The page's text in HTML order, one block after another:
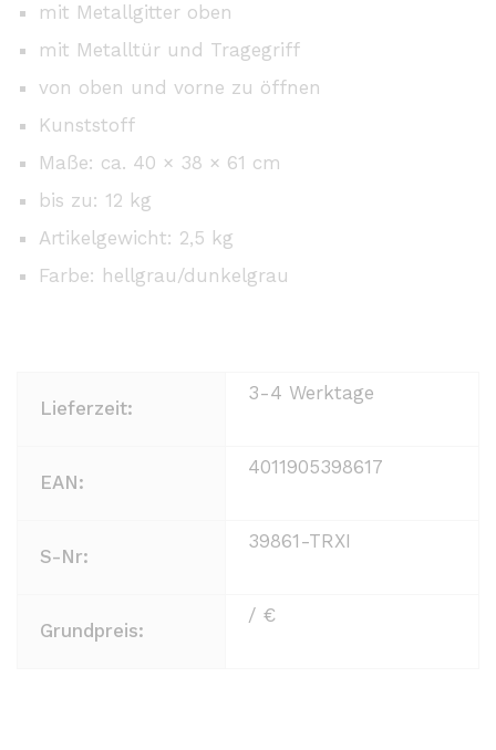
mit Metallgitter oben
mit Metalltür und Tragegriff
von oben und vorne zu öffnen
Kunststoff
Maße: ca. 40 × 38 × 61 cm
bis zu: 12 kg
Artikelgewicht: 2,5 kg
Farbe: hellgrau/dunkelgrau
Lieferzeit:
3-4 Werktage
EAN:
4011905398617
S-Nr:
39861-TRXI
Grundpreis:
/ €